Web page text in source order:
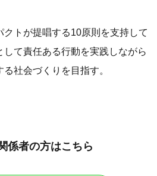
トが提唱する10原則を支持して
て責任ある行動を実践しながら
社会づくりを目指す。
係者の方はこちら